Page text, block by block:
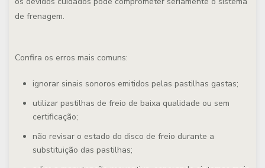
de frenagem.
Confira os erros mais comuns:
ignorar sinais sonoros emitidos pelas pastilhas gastas;
utilizar pastilhas de freio de baixa qualidade ou sem
certificação;
não revisar o estado do disco de freio durante a
substituição das pastilhas;